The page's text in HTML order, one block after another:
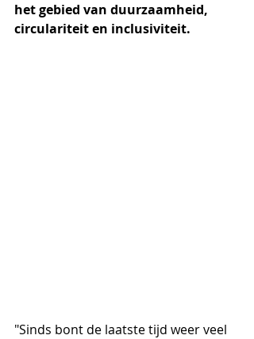
het gebied van duurzaamheid,
circulariteit en inclusiviteit.
"Sinds bont de laatste tijd weer veel